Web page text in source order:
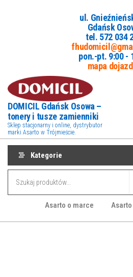
ul.
Gdańsk
tel. 572 034
pon.-pt. 9:00 -
mapa
DOMICIL Gdańsk Osowa –
tonery i tusze zamienniki
Sklep stacjonarny i online, dystrybutor
marki Asarto w Trójmieście.
Kategorie
Asarto o marce